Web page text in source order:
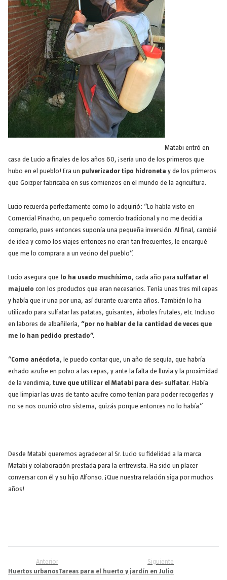
Matabi entró en
casa de Lucio a finales de los años 60, ¡sería uno de los primeros que
hubo en el pueblo! Era un pulverizador tipo hidroneta y de los primeros
que Goizper fabricaba en sus comienzos en el mundo de la agricultura.
Lucio recuerda perfectamente como lo adquirió: “Lo había visto en
Comercial Pinacho, un pequeño comercio tradicional y no me decidí a
comprarlo, pues entonces suponía una pequeña inversión. Al final, cambié
de idea y como los viajes entonces no eran tan frecuentes, le encargué
que me lo comprara a un vecino del pueblo”.
Lucio asegura que lo ha usado muchísimo, cada año para sulfatar el
majuelo con los productos que eran necesarios. Tenía unas tres mil cepas
y había que ir una por una, así durante cuarenta años. También lo ha
utilizado para sulfatar las patatas, guisantes, árboles frutales, etc. Incluso
en labores de albañilería, “por no hablar de la cantidad de veces que
me lo han pedido prestado”.
“Como anécdota, le puedo contar que, un año de sequía, que habría
echado azufre en polvo a las cepas, y ante la falta de lluvia y la proximidad
de la vendimia, tuve que utilizar el Matabi para des- sulfatar. Había
que limpiar las uvas de tanto azufre como tenían para poder recogerlas y
no se nos ocurrió otro sistema, quizás porque entonces no lo había.”
Desde Matabi queremos agradecer al Sr. Lucio su fidelidad a la marca
Matabi y colaboración prestada para la entrevista. Ha sido un placer
conversar con él y su hijo Alfonso. ¡Que nuestra relación siga por muchos
años!
Anterior
Huertos urbanos
Siguiente
Tareas para el huerto y jardín en Julio